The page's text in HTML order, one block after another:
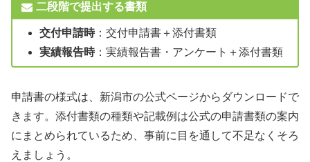
二段階で提出する書類
交付申請時：交付申請書＋添付書類
実績報告時：実績報告書・アンケート＋添付書類
申請書の様式は、新潟市の公式ページからダウンロードで
きます。添付書類の種類や記載例は公式の申請書類の案内
にまとめられているため、事前に目を通して不足なくそろ
えましょう。